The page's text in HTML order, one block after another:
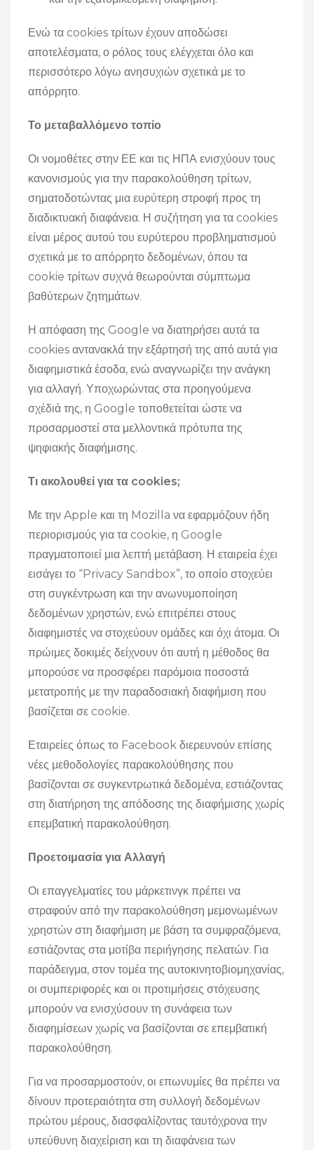
Ενώ τα cookies τρίτων έχουν αποδώσει
αποτελέσματα, ο ρόλος τους ελέγχεται όλο και
περισσότερο λόγω ανησυχιών σχετικά με το
απόρρητο.
Το μεταβαλλόμενο τοπίο
Οι νομοθέτες στην ΕΕ και τις ΗΠΑ ενισχύουν τους
κανονισμούς για την παρακολούθηση τρίτων,
σηματοδοτώντας μια ευρύτερη στροφή προς τη
διαδικτυακή διαφάνεια. Η συζήτηση για τα cookies
είναι μέρος αυτού του ευρύτερου προβληματισμού
σχετικά με το απόρρητο δεδομένων, όπου τα
cookie τρίτων συχνά θεωρούνται σύμπτωμα
βαθύτερων ζητημάτων.
Η απόφαση της Google να διατηρήσει αυτά τα
cookies αντανακλά την εξάρτησή της από αυτά για
διαφημιστικά έσοδα, ενώ αναγνωρίζει την ανάγκη
για αλλαγή. Υποχωρώντας στα προηγούμενα
σχέδιά της, η Google τοποθετείται ώστε να
προσαρμοστεί στα μελλοντικά πρότυπα της
ψηφιακής διαφήμισης.
Τι ακολουθεί για τα cookies;
Με την Apple και τη Mozilla να εφαρμόζουν ήδη
περιορισμούς για τα cookie, η Google
πραγματοποιεί μια λεπτή μετάβαση. Η εταιρεία έχει
εισάγει το “Privacy Sandbox”, το οποίο στοχεύει
στη συγκέντρωση και την ανωνυμοποίηση
δεδομένων χρηστών, ενώ επιτρέπει στους
διαφημιστές να στοχεύουν ομάδες και όχι άτομα. Οι
πρώιμες δοκιμές δείχνουν ότι αυτή η μέθοδος θα
μπορούσε να προσφέρει παρόμοια ποσοστά
μετατροπής με την παραδοσιακή διαφήμιση που
βασίζεται σε cookie.
Εταιρείες όπως το Facebook διερευνούν επίσης
νέες μεθοδολογίες παρακολούθησης που
βασίζονται σε συγκεντρωτικά δεδομένα, εστιάζοντας
στη διατήρηση της απόδοσης της διαφήμισης χωρίς
επεμβατική παρακολούθηση.
Προετοιμασία για Αλλαγή
Οι επαγγελματίες του μάρκετινγκ πρέπει να
στραφούν από την παρακολούθηση μεμονωμένων
χρηστών στη διαφήμιση με βάση τα συμφραζόμενα,
εστιάζοντας στα μοτίβα περιήγησης πελατών. Για
παράδειγμα, στον τομέα της αυτοκινητοβιομηχανίας,
οι συμπεριφορές και οι προτιμήσεις στόχευσης
μπορούν να ενισχύσουν τη συνάφεια των
διαφημίσεων χωρίς να βασίζονται σε επεμβατική
παρακολούθηση.
Για να προσαρμοστούν, οι επωνυμίες θα πρέπει να
δίνουν προτεραιότητα στη συλλογή δεδομένων
πρώτου μέρους, διασφαλίζοντας ταυτόχρονα την
υπεύθυνη διαχείριση και τη διαφάνεια των